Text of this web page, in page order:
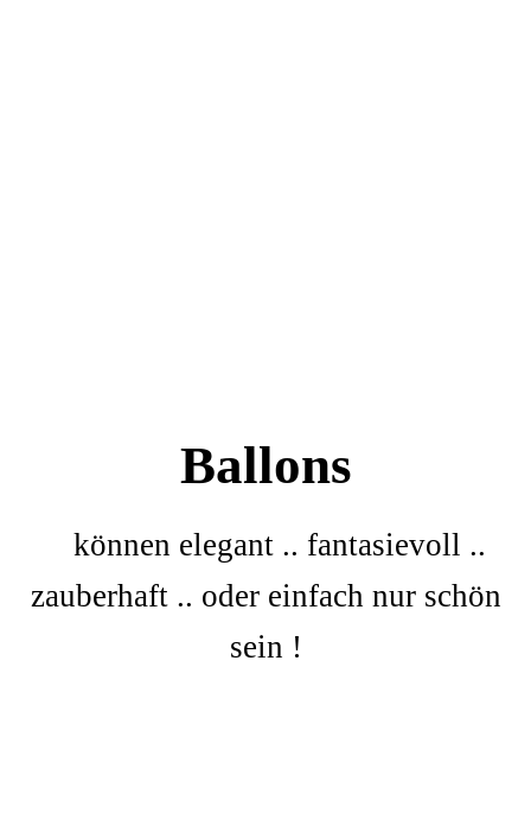
Ballons
können elegant .. fantasievoll ..
zauberhaft .. oder einfach nur schön
sein !